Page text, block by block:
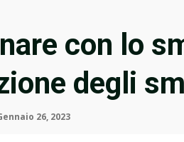
con lo
degli
26, 2023